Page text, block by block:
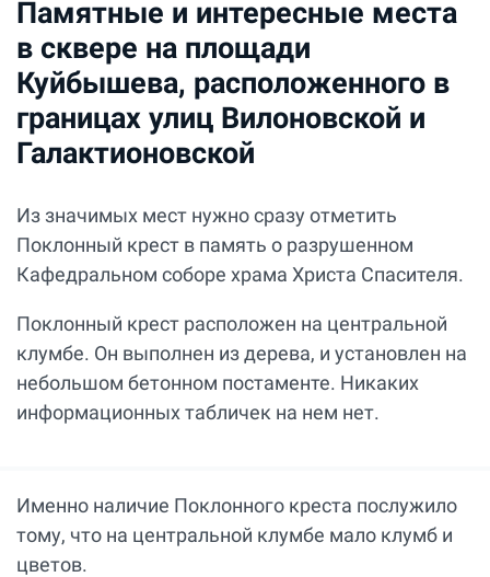
Памятные и интересные места
в сквере на площади
Куйбышева, расположенного в
границах улиц Вилоновской и
Галактионовской
Из значимых мест нужно сразу отметить
Поклонный крест в память о разрушенном
Кафедральном соборе храма Христа Спасителя.
Поклонный крест расположен на центральной
клумбе. Он выполнен из дерева, и установлен на
небольшом бетонном постаменте. Никаких
информационных табличек на нем нет.
Именно наличие Поклонного креста послужило
тому, что на центральной клумбе мало клумб и
цветов.